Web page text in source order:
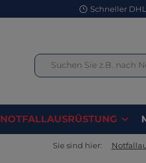
Schneller
NOTFALLAUSRÜSTUNG
Sie sind hier: